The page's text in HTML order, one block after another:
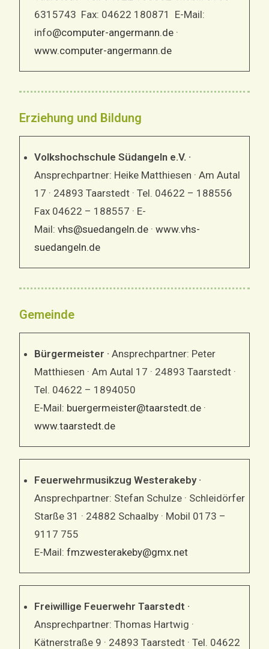
6315743 Fax: 04622 180871 E-Mail:
info@computer-angermann.de ·
www.computer-angermann.de
Erziehung und Bildung
Volkshochschule Südangeln e.V. ·
Ansprechpartner: Heike Matthiesen · Am Autal
17 · 24893 Taarstedt · Tel. 04622 – 188556
Fax 04622 – 188557 · E-
Mail:vhs@suedangeln.de ·www.vhs-
suedangeln.de
Gemeinde
Bürgermeister ·Ansprechpartner: Peter
Matthiesen · Am Autal 17 · 24893 Taarstedt ·
Tel. 04622 – 1894050
E-Mail: buergermeister@taarstedt.de ·
www.taarstedt.de
Feuerwehrmusikzug Westerakeby ·
Ansprechpartner: Stefan Schulze · Schleidörfer
Starße 31 · 24882 Schaalby · Mobil 0173 –
9117 755
E-Mail:fmzwesterakeby@gmx.net
Freiwillige Feuerwehr Taarstedt ·
Ansprechpartner: Thomas Hartwig ·
Kätnerstraße 9 · 24893 Taarstedt · Tel. 04622